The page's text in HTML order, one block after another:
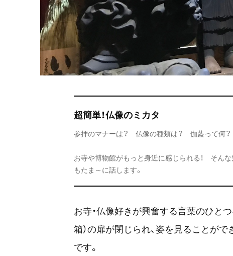
超簡単！仏像のミカタ
参拝のマナーは？ 仏像の種類は？ 伽藍って何
お寺や博物館がもっと身近に感じられる！ そん
もたま～に話します。
お寺・仏像好きが興奮する言葉のひとつ、
箱）の扉が閉じられ、姿を見ることが
です。